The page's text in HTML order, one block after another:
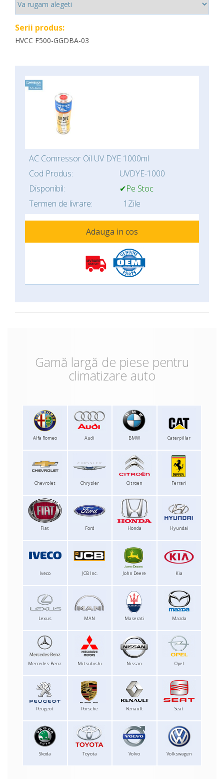
Serii produs:
HVCC F500-GGDBA-03
AC Comressor Oil UV DYE 1000ml
Cod Produs:
UVDYE-1000
Disponibil:
✔Pe Stoc
Termen de livrare:
1Zile
Adauga in cos
Gamă largă de piese pentru
climatizare auto
Alfa Romeo Audi BMW Caterpillar
Chevrolet Chrysler Citroen Ferrari
Fiat Ford Honda Hyundai
Iveco JCB Inc. John Deere Kia
Lexus MAN Maserati Mazda
Mercedes-Benz Mitsubishi Nissan Opel
Peugeot Porsche Renault Seat
Skoda Toyota Volvo Volkswagen